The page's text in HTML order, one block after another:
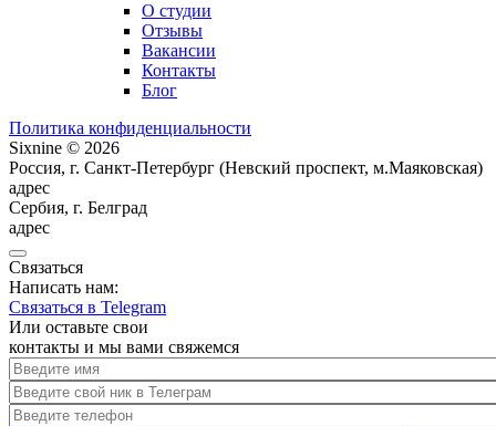
О студии
Отзывы
Вакансии
Контакты
Блог
Политика конфиденциальности
Sixnine © 2026
Россия, г. Санкт-Петербург (Невский проспект, м.Маяковская)
адрес
Сербия, г. Белград
адрес
Связаться
Написать нам:
Связаться в Telegram
Или оставьте свои
контакты и мы вами свяжемся
Введите имя *
Телеграм*